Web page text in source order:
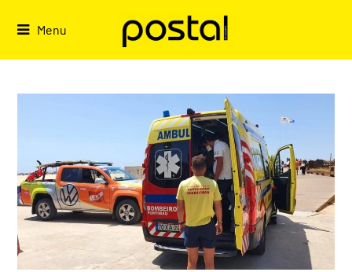
Menu